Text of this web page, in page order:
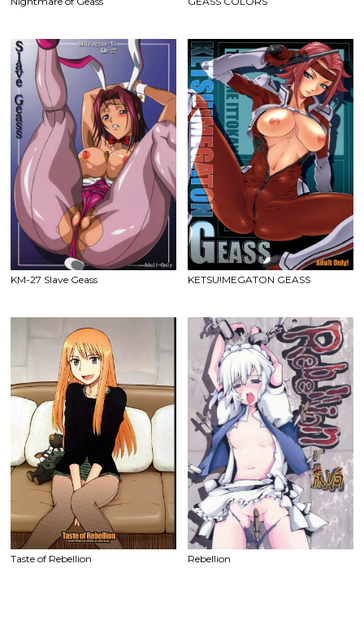
KM-27 Slave Geass KETSU!MEGATON GEASS
Taste of Rebellion Rebellion